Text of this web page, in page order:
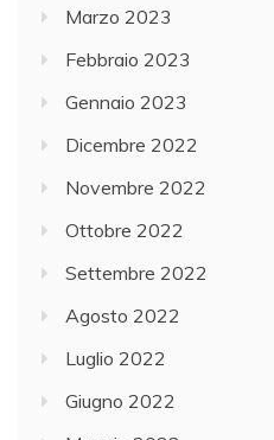
Marzo 2023
Febbraio 2023
Gennaio 2023
Dicembre 2022
Novembre 2022
Ottobre 2022
Settembre 2022
Agosto 2022
Luglio 2022
Giugno 2022